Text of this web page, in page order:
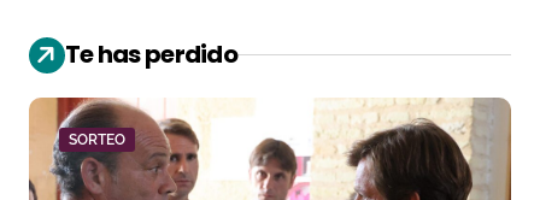
Te has perdido
SORTEO